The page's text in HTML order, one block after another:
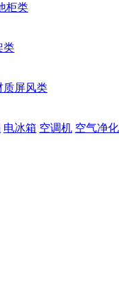
柜类
类
质屏风类
电冰箱 空调机 空气净